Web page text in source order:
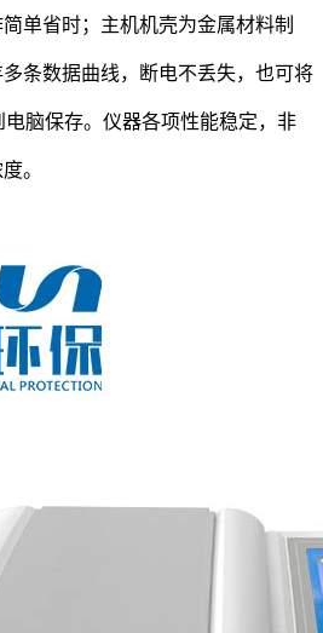
单省时；主机机壳为金属材料制
条数据曲线，断电不丢失，也可将
脑保存。仪器各项性能稳定，非
。